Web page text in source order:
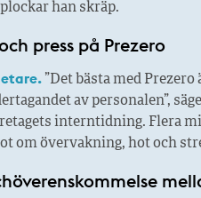
han skräp.
press på Prezero
”Det bästa med Prezero
av personalen”,
interntidning. Flera
om övervakning, hot och